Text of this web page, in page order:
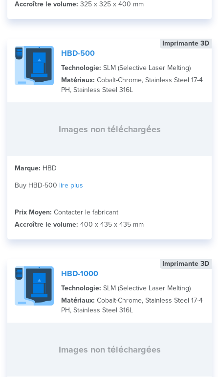
Accroître le volume: 325 x 325 x 400 mm
Imprimante 3D
HBD-500
Technologie: SLM (Selective Laser Melting)
Matériaux: Cobalt-Chrome, Stainless Steel 17-4
PH, Stainless Steel 316L
Images non téléchargées
Marque: HBD
Buy HBD-500 lire plus
Prix Moyen: Contacter le fabricant
Accroître le volume: 400 x 435 x 435 mm
Imprimante 3D
HBD-1000
Technologie: SLM (Selective Laser Melting)
Matériaux: Cobalt-Chrome, Stainless Steel 17-4
PH, Stainless Steel 316L
Images non téléchargées